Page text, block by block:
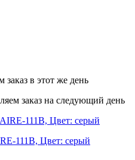
заказ в этот же день
заказ на следующий день
111B, Цвет: серый